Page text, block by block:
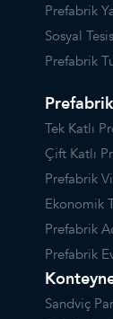
Prefabrik
Sosyal
Prefabrik
Tek Katlı
Çift Katlı
Prefabrik
Ekonomik
Prefabrik
Prefabrik
Sandviç